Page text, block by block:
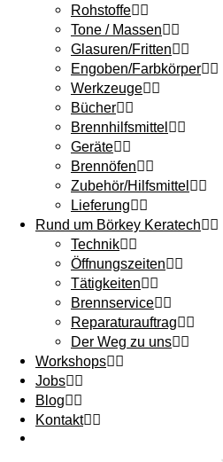
Rohstoffe
Tone / Massen
Glasuren/Fritten
Engoben/Farbkörper
Werkzeuge
Bücher
Brennhilfsmittel
Geräte
Brennöfen
Zubehör/Hilfsmittel
Lieferung
Rund um Börkey Keratech
Technik
Öffnungszeiten
Tätigkeiten
Brennservice
Reparaturauftrag
Der Weg zu uns
Workshops
Jobs
Blog
Kontakt